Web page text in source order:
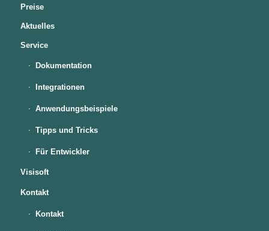
Preise
Aktuelles
Service
Dokumentation
Integrationen
Anwendungsbeispiele
Tipps und Tricks
Für Entwickler
Visisoft
Kontakt
Kontakt